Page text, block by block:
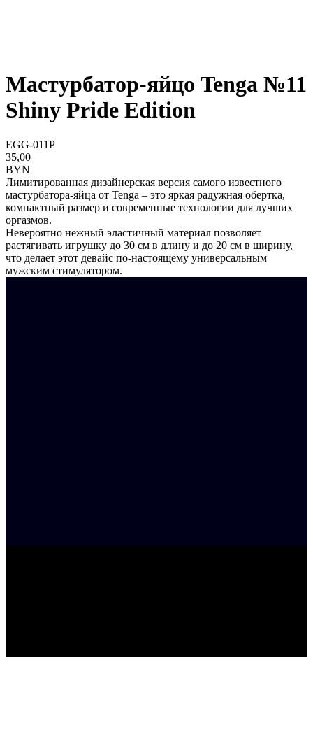
Мастурбатор-яйцо Tenga №11
Shiny Pride Edition
EGG-011P
35,00
BYN
Лимитированная дизайнерская версия самого известного
мастурбатора-яйца от Tenga – это яркая радужная обертка,
компактный размер и современные технологии для лучших
оргазмов.
Невероятно нежный эластичный материал позволяет
растягивать игрушку до 30 см в длину и до 20 см в ширину,
что делает этот девайс по-настоящему универсальным
мужским стимулятором.